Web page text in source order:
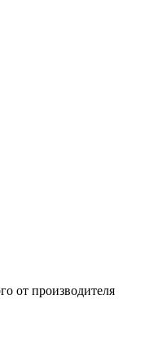
от производителя